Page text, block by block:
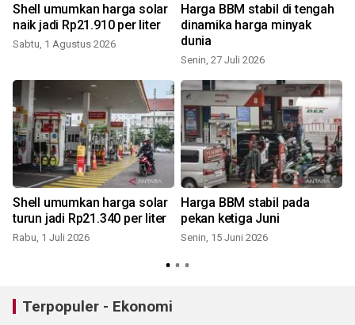
Shell umumkan harga solar
naik jadi Rp21.910 per liter
Sabtu, 1 Agustus 2026
Harga BBM stabil di tengah
dinamika harga minyak
dunia
Senin, 27 Juli 2026
Shell umumkan harga solar
turun jadi Rp21.340 per liter
Rabu, 1 Juli 2026
Harga BBM stabil pada
pekan ketiga Juni
Senin, 15 Juni 2026
Terpopuler - Ekonomi